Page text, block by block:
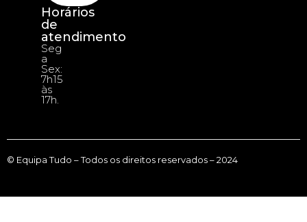
Horários
de
atendimento
Seg
a
Sex:
7h15
às
17h.
© Equipa Tudo – Todos os direitos reservados – 2024